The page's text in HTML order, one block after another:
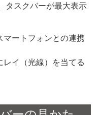
タスクバーが最大表示
マートフォンとの連携
イ（光線）を当てる